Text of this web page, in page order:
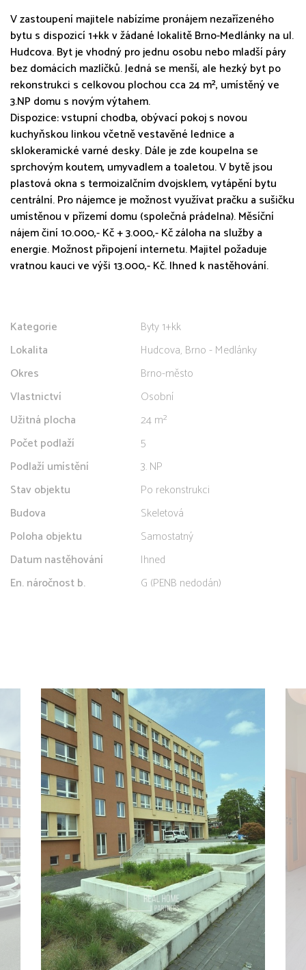
V zastoupení majitele nabízíme pronájem nezařízeného
bytu s dispozicí 1+kk v žádané lokalitě Brno-Medlánky na ul.
Hudcova. Byt je vhodný pro jednu osobu nebo mladší páry
bez domácích mazlíčků. Jedná se menší, ale hezký byt po
rekonstrukci s celkovou plochou cca 24 m², umístěný ve
3.NP domu s novým výtahem.
Dispozice: vstupní chodba, obývací pokoj s novou
kuchyňskou linkou včetně vestavěné lednice a
sklokeramické varné desky. Dále je zde koupelna se
sprchovým koutem, umyvadlem a toaletou. V bytě jsou
plastová okna s termoizalčním dvojsklem, vytápění bytu
centrální. Pro nájemce je možnost využívat pračku a sušičku
umístěnou v přízemí domu (společná prádelna). Měsíční
nájem činí 10.000,- Kč + 3.000,- Kč záloha na služby a
energie. Možnost připojení internetu. Majitel požaduje
vratnou kauci ve výši 13.000,- Kč. Ihned k nastěhování.
Kategorie
Byty 1+kk
Lokalita
Hudcova, Brno - Medlánky
Okres
Brno-město
Vlastnictví
Osobní
Užitná plocha
24 m²
Počet podlaží
5
Podlaží umístění
3. NP
Stav objektu
Po rekonstrukci
Budova
Skeletová
Poloha objektu
Samostatný
Datum nastěhování
Ihned
En. náročnost b.
G (PENB nedodán)